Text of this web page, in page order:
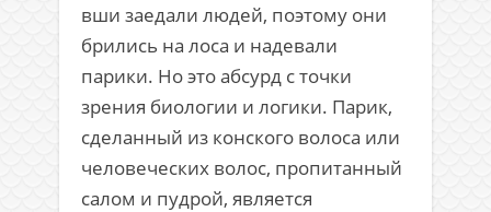
вши заедали людей, поэтому они
брились на лоса и надевали
парики. Но это абсурд с точки
зрения биологии и логики. Парик,
сделанный из конского волоса или
человеческих волос, пропитанный
салом и пудрой, является